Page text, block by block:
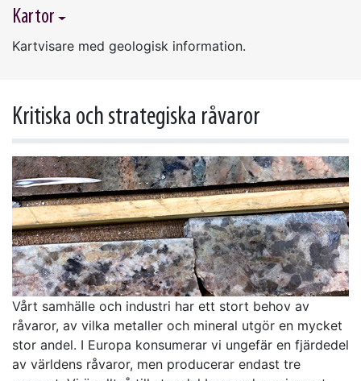
Kartor
Kartvisare med geologisk information.
Kritiska och strategiska råvaror
Vårt samhälle och industri har ett stort behov av
råvaror, av vilka metaller och mineral utgör en mycket
stor andel. I Europa konsumerar vi ungefär en fjärdedel
av världens råvaror, men producerar endast tre